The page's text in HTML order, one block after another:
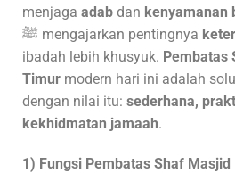
menjaga adab dan kenyamanan
ﷺ mengajarkan pentingnya
ibadah lebih khusyuk. Pembatas
Timur modern hari ini adalah
dengan nilai itu: sederhana,
kekhidmatan jamaah.
1) Fungsi Pembatas Shaf Masjid